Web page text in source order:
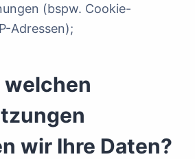
(bspw. Cookie-
Adressen);
welchen
wir Ihre Daten?